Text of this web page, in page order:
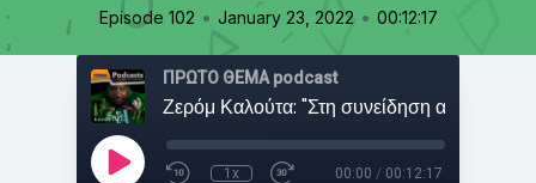
Episode 102 • January 23, 2022 • 00:12:17
ΠΡΩΤΟ ΘΕΜΑ podcast
1x 00:00 / 00:12:17